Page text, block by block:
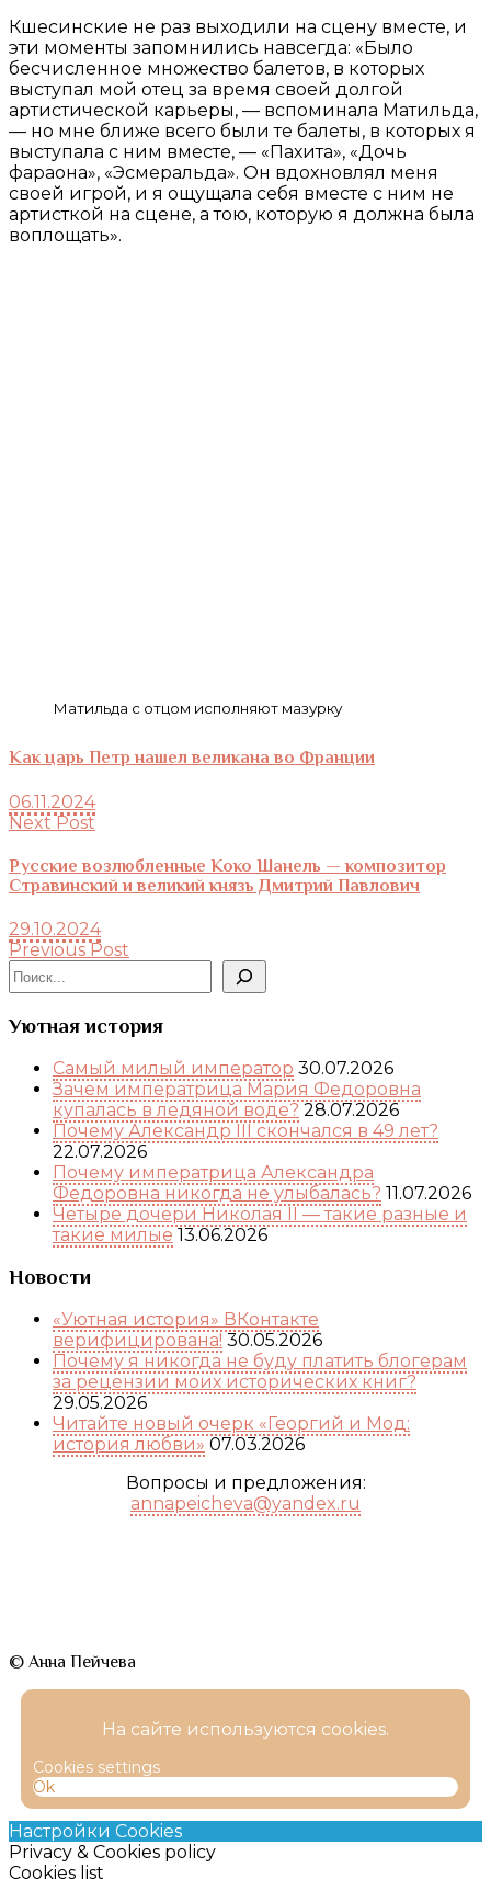
Кшесинские не раз выходили на сцену вместе, и
эти моменты запомнились навсегда: «Было
бесчисленное множество балетов, в которых
выступал мой отец за время своей долгой
артистической карьеры, — вспоминала Матильда,
— но мне ближе всего были те балеты, в которых я
выступала с ним вместе, — «Пахита», «Дочь
фараона», «Эсмеральда». Он вдохновлял меня
своей игрой, и я ощущала себя вместе с ним не
артисткой на сцене, а тою, которую я должна была
воплощать».
Матильда с отцом исполняют мазурку
Как царь Петр нашел великана во Франции
06.11.2024
Next Post
Русские возлюбленные Коко Шанель — композитор
Стравинский и великий князь Дмитрий Павлович
29.10.2024
Previous Post
Поиск
Уютная история
Самый милый император 30.07.2026
Зачем императрица Мария Федоровна
купалась в ледяной воде? 28.07.2026
Почему Александр III скончался в 49 лет?
22.07.2026
Почему императрица Александра
Федоровна никогда не улыбалась? 11.07.2026
Четыре дочери Николая II — такие разные и
такие милые 13.06.2026
Новости
«Уютная история» ВКонтакте
верифицирована! 30.05.2026
Почему я никогда не буду платить блогерам
за рецензии моих исторических книг?
29.05.2026
Читайте новый очерк «Георгий и Мод:
история любви» 07.03.2026
Вопросы и предложения:
annapeicheva@yandex.ru
© Анна Пейчева
На сайте используются cookies.
Cookies settings
Ok
Настройки Cookies
Privacy & Cookies policy
Cookies list